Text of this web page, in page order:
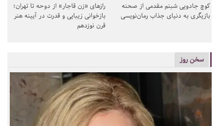
کوچ جادویی شبنم مقدمی از صحنه
بازیگری به دنیای جذاب رمان‌نویسی
رازهای «زن قاجار» از دوحه تا تهران؛
بازخوانی زیبایی و قدرت در آیینه هنر
قرن نوزدهم
سخن روز